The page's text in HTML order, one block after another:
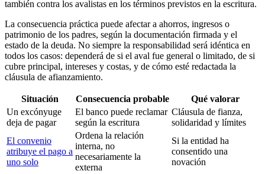
también contra los avalistas en los términos previstos en la escritura.
La consecuencia práctica puede afectar a ahorros, ingresos o
patrimonio de los padres, según la documentación firmada y el
estado de la deuda. No siempre la responsabilidad será idéntica en
todos los casos: dependerá de si el aval fue general o limitado, de si
cubre principal, intereses y costas, y de cómo esté redactada la
cláusula de afianzamiento.
Situación Consecuencia probable
Qué valorar
Un excónyuge
deja de pagar
El banco puede reclamar
según la escritura
Cláusula de fianza,
solidaridad y límites
El convenio
atribuye el pago a
uno solo
Ordena la relación
interna, no
necesariamente la
externa
Si la entidad ha
consentido una
novación